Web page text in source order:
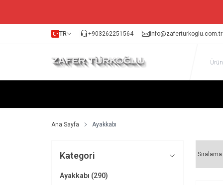
TR +903262251564 info@zaferturkoglu.com.tr
Ana Sayfa Ayakkabı
Kategori
Ayakkabı (290)